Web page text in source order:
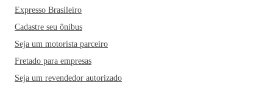
Expresso Brasileiro
Cadastre seu ônibus
Seja um motorista parceiro
Fretado para empresas
Seja um revendedor autorizado